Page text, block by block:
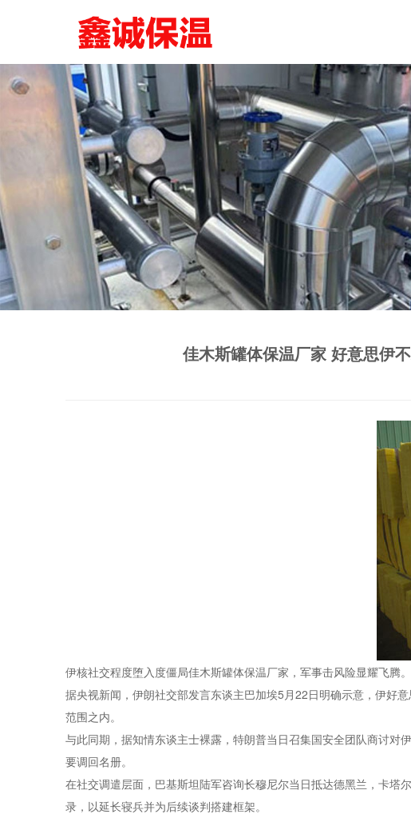
佳木斯罐体保温厂家 好意思伊
伊核社交程度堕入度僵局佳木斯罐体保温厂家，军事击风险显耀飞腾
据央视新闻，伊朗社交部发言东谈主巴加埃5月22日明确示意，伊好
范围之内。
与此同期，据知情东谈主士裸露，特朗普当日召集国安全团队商讨
要调回名册。
在社交调遣层面，巴基斯坦陆军咨询长穆尼尔当日抵达德黑兰，卡
录，以延长寝兵并为后续谈判搭建框架。